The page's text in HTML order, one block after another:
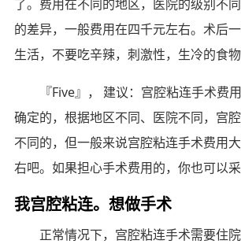
了。费用在不同的地区，医院的级别不
的差异，一般费用在四千元左右。术后
生活，不要吃辛辣，刺激性，生冷的食物
『Five』， 建议：宫腔粘连手术费
确定的，根据地区不同、医院不同，宫
不同的，但一般来说宫腔粘连手术费用
右吧。如果担心手术费用的，你也可以采
我宫腔粘连。想做手术
正常情况下，宫腔粘连手术需要住